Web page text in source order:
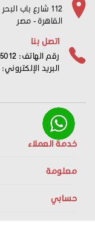
112 شارع باب البحر
القاهرة - مصر
اتصل بنا
رقم الهاتف: 01277675012
البريد الإلكتروني:
خدمة العملاء
معلومة
حسابي